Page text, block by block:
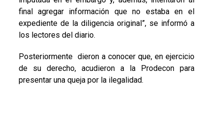
final agregar información que no estaba en el
expediente de la diligencia original”, se informó a
los lectores del diario.
Posteriormente dieron a conocer que, en ejercicio
de su derecho, acudieron a la Prodecon para
presentar una queja por la ilegalidad.